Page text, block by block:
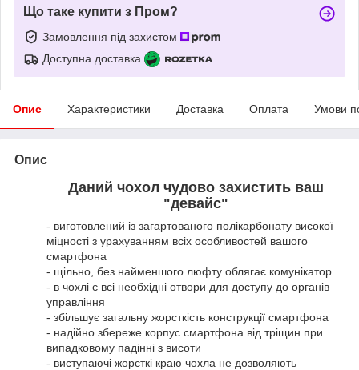
Що таке купити з Пром?
Замовлення під захистом
Доступна доставка
Опис Характеристики Доставка Оплата Умови
Опис
Даний чохол чудово захистить ваш
"девайс"
- виготовлений із загартованого полікарбонату високої
міцності з урахуванням всіх особливостей вашого
смартфона
- щільно, без найменшого люфту облягає комунікатор
- в чохлі є всі необхідні отвори для доступу до органів
управління
- збільшує загальну жорсткість конструкції смартфона
- надійно збереже корпус смартфона від тріщин при
випадковому падінні з висоти
- виступаючі жорсткі краю чохла не дозволяють